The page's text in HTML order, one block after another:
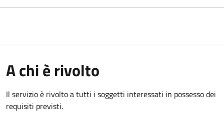
A chi è rivolto
Il servizio è rivolto a tutti i soggetti interessati in possesso dei
requisiti previsti.